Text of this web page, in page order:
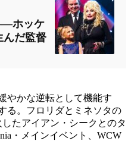
ホッケ
んだ監督
やかな逆転として機能す
る。フロリダとミネソタの
たアイアン・シークとのタ
・メインイベント、WCW